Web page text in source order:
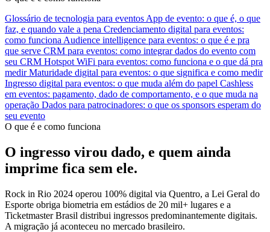
Glossário de tecnologia para eventos App de evento: o que é, o que
faz, e quando vale a pena Credenciamento digital para eventos:
como funciona Audience intelligence para eventos: o que é e pra
que serve CRM para eventos: como integrar dados do evento com
seu CRM Hotspot WiFi para eventos: como funciona e o que dá pra
medirMaturidade digital para eventos: o que significa e como medir
Ingresso digital para eventos: o que muda além do papel Cashless
em eventos: pagamento, dado de comportamento, e o que muda na
operação Dados para patrocinadores: o que os sponsors esperam do
seu evento
O que é e como funciona
O ingresso virou dado, e quem ainda
imprime fica sem ele.
Rock in Rio 2024 operou 100% digital via Quentro, a Lei Geral do
Esporte obriga biometria em estádios de 20 mil+ lugares e a
Ticketmaster Brasil distribui ingressos predominantemente digitais.
A migração já aconteceu no mercado brasileiro.